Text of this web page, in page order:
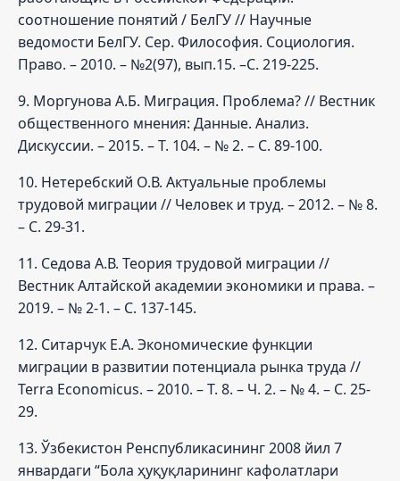
соотношение понятий / БелГУ // Научные
ведомости БелГУ. Сер. Философия. Социология.
Право. – 2010. – №2(97), вып.15. –С. 219-225.
9. Моргунова А.Б. Миграция. Проблема? // Вестник
общественного мнения: Данные. Анализ.
Дискуссии. – 2015. – Т. 104. – № 2. – С. 89-100.
10. Нетеребский О.В. Актуальные проблемы
трудовой миграции // Человек и труд. – 2012. – № 8.
– С. 29-31.
11. Седова А.В. Теория трудовой миграции //
Вестник Алтайской академии экономики и права. –
2019. – № 2-1. – С. 137-145.
12. Ситарчук Е.А. Экономические функции
миграции в развитии потенциала рынка труда //
Terra Economicus. – 2010. – Т. 8. – Ч. 2. – № 4. – С. 25-
29.
13. Ўзбекистон Ренспубликасининг 2008 йил 7
январдаги “Бола ҳуқуқларининг кафолатлари